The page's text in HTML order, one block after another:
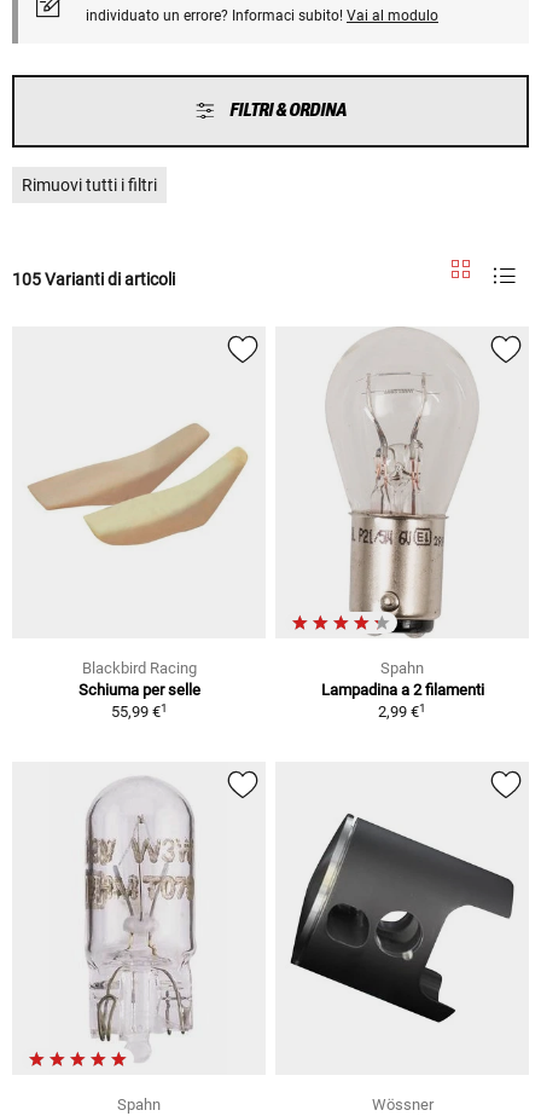
individuato un errore? Informaci subito! Vai al modulo
FILTRI & ORDINA
Rimuovi tutti i filtri
105 Varianti di articoli
Blackbird Racing
Schiuma per selle
55,99 €1
Spahn
Lampadina a 2 filamenti
2,99 €1
Spahn
Wössner